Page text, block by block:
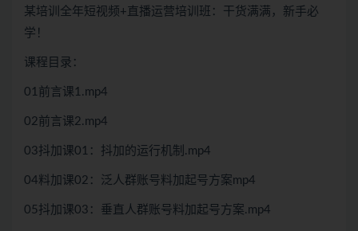
某培训全年短视频+直播运营培训班：干货满满，新手必
学！
课程目录：
01前言课1.mp4
02前言课2.mp4
03抖加课01：抖加的运行机制.mp4
04料加课02：泛人群账号料加起号方案mp4
05抖加课03：垂直人群账号料加起号方案.mp4